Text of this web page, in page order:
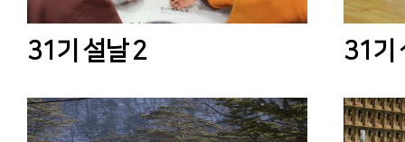
31기 설날 2 31기